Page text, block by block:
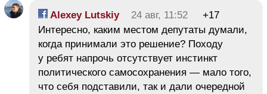
Alexey Lutskiy 24 авг, 11:52
+17
Интересно, каким местом депутаты думали,
когда принимали это решение? Походу
у ребят напрочь отсутствует инстинкт
политического самосохранения — мало того,
что себя подставили, так и дали очередной